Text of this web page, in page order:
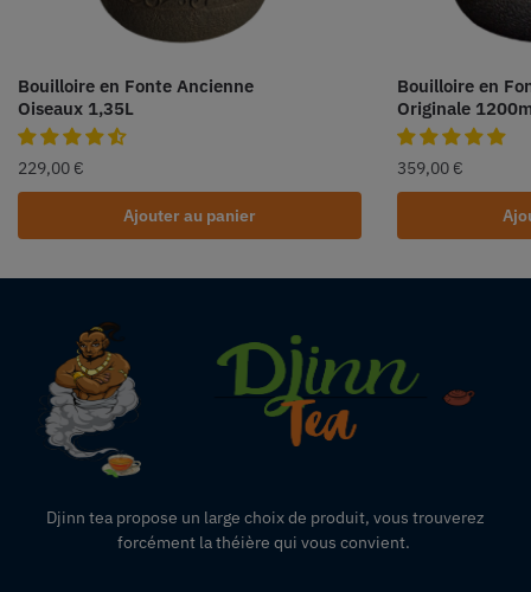
Bouilloire en Fonte Ancienne
Oiseaux 1,35L
229,00 €
Ajouter au panier
Bouilloire en
Originale
359,00 €
Djinn tea propose un large choix de produit, vous trouverez
forcément la théière qui vous convient.